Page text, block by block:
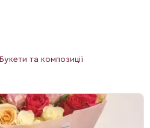
Букети та композиції